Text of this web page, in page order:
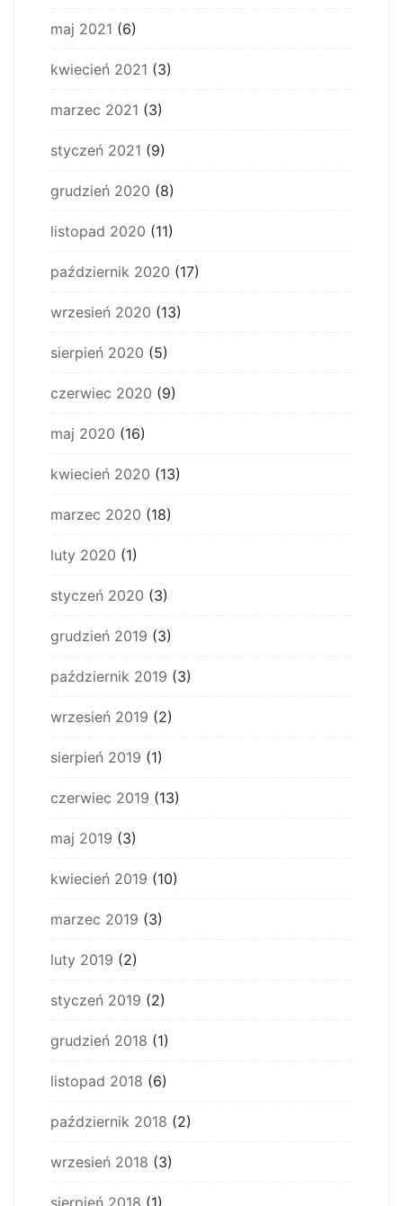
maj 2021 (6)
kwiecień 2021 (3)
marzec 2021 (3)
styczeń 2021 (9)
grudzień 2020 (8)
listopad 2020 (11)
październik 2020 (17)
wrzesień 2020 (13)
sierpień 2020 (5)
czerwiec 2020 (9)
maj 2020 (16)
kwiecień 2020 (13)
marzec 2020 (18)
luty 2020 (1)
styczeń 2020 (3)
grudzień 2019 (3)
październik 2019 (3)
wrzesień 2019 (2)
sierpień 2019 (1)
czerwiec 2019 (13)
maj 2019 (3)
kwiecień 2019 (10)
marzec 2019 (3)
luty 2019 (2)
styczeń 2019 (2)
grudzień 2018 (1)
listopad 2018 (6)
październik 2018 (2)
wrzesień 2018 (3)
sierpień 2018 (1)